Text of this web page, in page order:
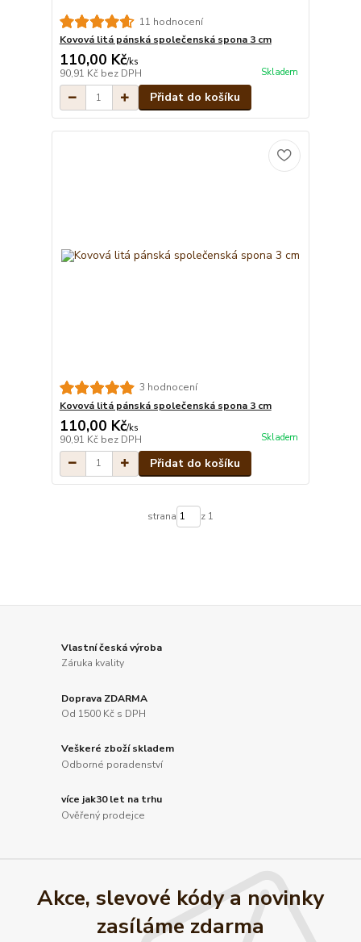
11 hodnocení
Kovová litá pánská společenská spona 3 cm
110,00 Kč/ks
90,91 Kč bez DPH Skladem
Přidat do košíku
3 hodnocení
Kovová litá pánská společenská spona 3 cm
110,00 Kč/ks
90,91 Kč bez DPH Skladem
Přidat do košíku
strana z 1
Vlastní česká výroba
Záruka kvality
Doprava ZDARMA
Od 1500 Kč s DPH
Veškeré zboží skladem
Odborné poradenství
více jak30 let na trhu
Ověřený prodejce
Akce, slevové kódy a novinky
zasíláme zdarma